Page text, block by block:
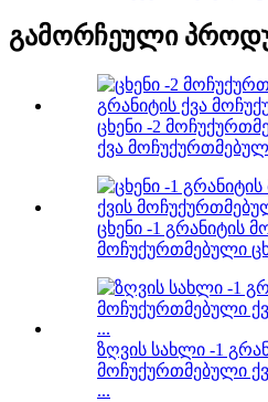
გამორჩეული
ცხენი -2
ქვა
ცხენი -1 გრანიტის
მოჩუქურთმებული
ზღვის სახლი -1
მოჩუქურთმებული
...